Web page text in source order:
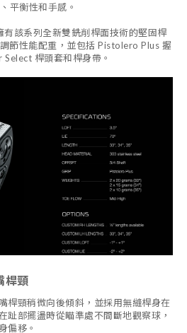
平衡性和手感。
該系列全新雙銑削桿面技術的堅固桿
節性能配重，並包括 Pistolero Plus 握
Select 桿頭套和桿身帶。
桿頸
桿頸稍微向後傾斜，並採用無縫桿身在
趾部擺盪時從瞄準處不間斷地觀察球，
偏移。